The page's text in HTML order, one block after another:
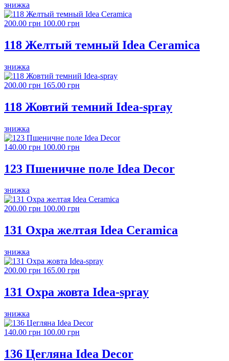
знижка
200.00 грн 100.00 грн
118 Желтый темный Idea Ceramica
знижка
200.00 грн 165.00 грн
118 Жовтий темний Idea-spray
знижка
140.00 грн 100.00 грн
123 Пшеничне поле Idea Decor
знижка
200.00 грн 100.00 грн
131 Охра желтая Idea Ceramica
знижка
200.00 грн 165.00 грн
131 Охра жовта Idea-spray
знижка
140.00 грн 100.00 грн
136 Цегляна Idea Decor